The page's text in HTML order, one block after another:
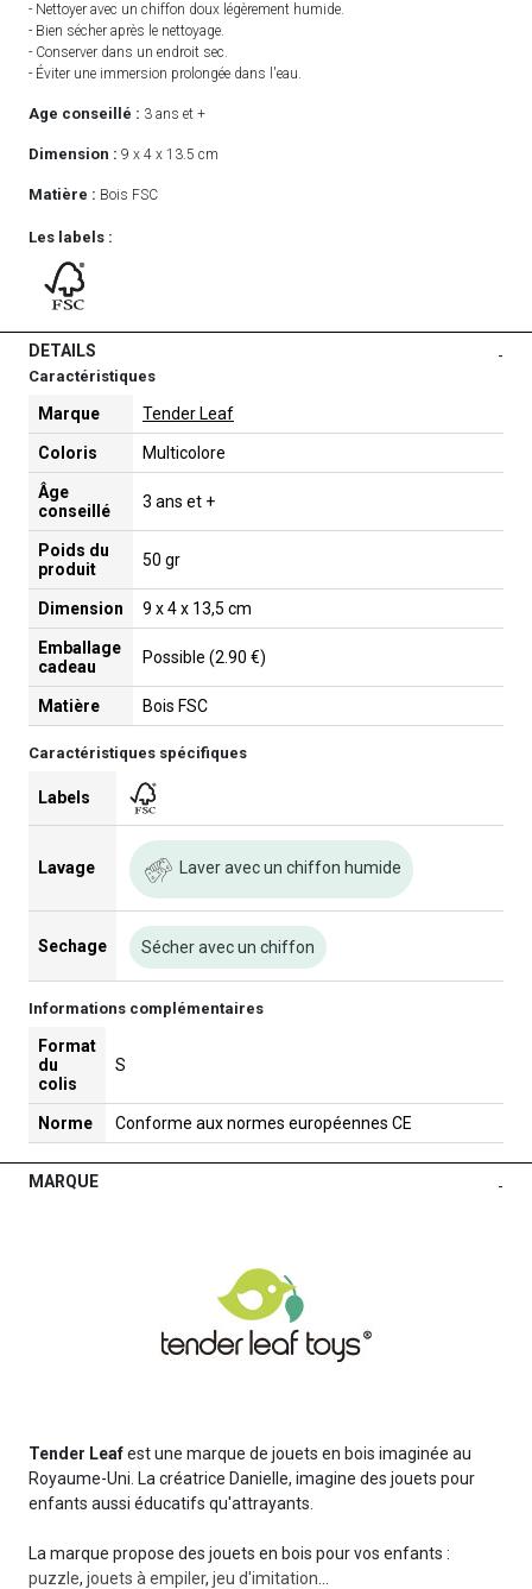
- Nettoyer avec un chiffon doux légèrement humide.
- Bien sécher après le nettoyage.
- Conserver dans un endroit sec.
- Éviter une immersion prolongée dans l'eau.
Age conseillé : 3 ans et +
Dimension : 9 x 4 x 13.5 cm
Matière : Bois FSC
Les labels :
DETAILS -
Caractéristiques
Marque Tender Leaf
Coloris Multicolore
Âge
conseillé
3 ans et +
Poids du
produit
50 gr
Dimension 9 x 4 x 13,5 cm
Emballage
cadeau
Possible (2.90 €)
Matière Bois FSC
Caractéristiques spécifiques
Labels
Lavage Laver avec un chiffon humide
Sechage Sécher avec un chiffon
Informations complémentaires
Format
du
colis
S
Norme Conforme aux normes européennes CE
MARQUE -
Tender Leafest une marque de jouets en bois imaginée au
Royaume-Uni. La créatrice Danielle, imagine des jouets pour
enfants aussi éducatifs qu'attrayants.
La marque propose des jouets en bois pour vos enfants :
puzzle, jouets à empiler, jeu d'imitation...